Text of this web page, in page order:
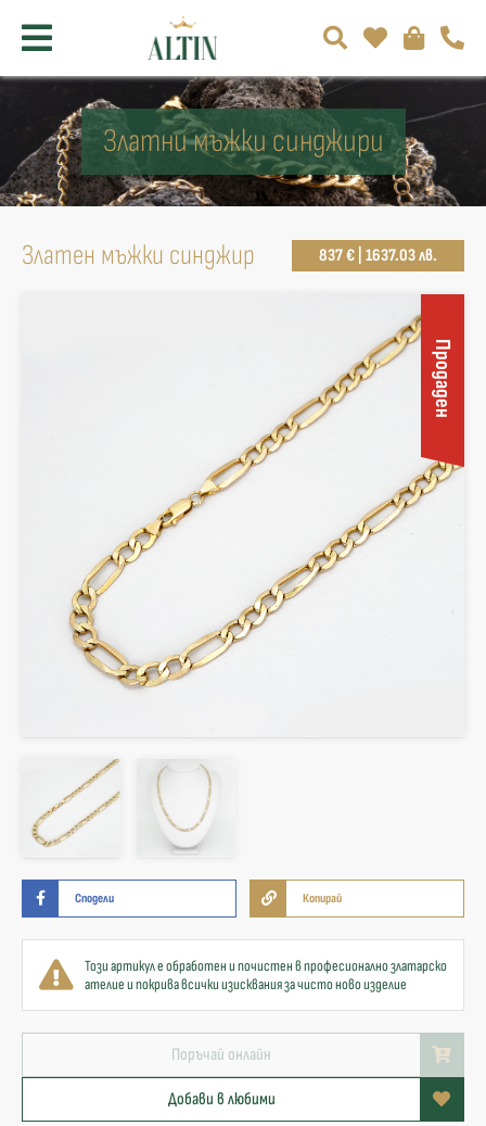
Златни мъжки синджири
Златен мъжки синджир 837 € | 1637.03 лв.
Продаден
Сподели Копирай
Този артикул е обработен и почистен в професионално златарско
ателие и покрива всички изисквания за чисто ново изделие
Поръчай онлайн
Добави в любими